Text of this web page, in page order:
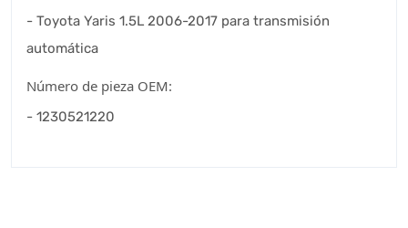
- Toyota Yaris 1.5L 2006-2017 para transmisión
automática
Número de pieza OEM:
- 1230521220